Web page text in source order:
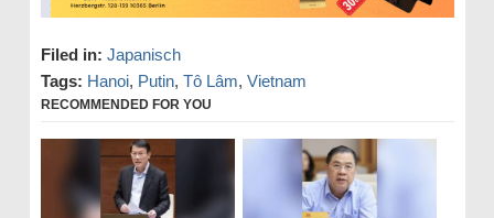
Filed in: Japanisch
Tags: Hanoi, Putin, Tô Lâm, Vietnam
RECOMMENDED FOR YOU